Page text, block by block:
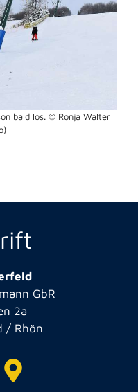
bald los. © Ronja Walter
GbR
2a
/ Rhön